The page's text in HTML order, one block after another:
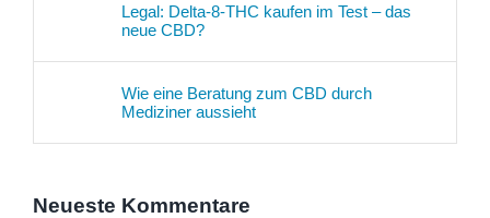
Legal: Delta-8-THC kaufen im Test – das
neue CBD?
Wie eine Beratung zum CBD durch
Mediziner aussieht
Neueste Kommentare